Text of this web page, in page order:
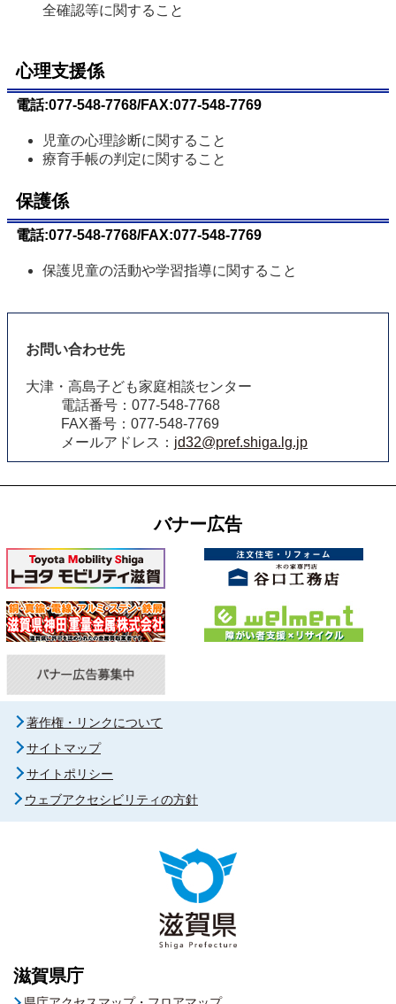
全確認等に関すること
心理支援係
電話:077-548-7768/FAX:077-548-7769
児童の心理診断に関すること
療育手帳の判定に関すること
保護係
電話:077-548-7768/FAX:077-548-7769
保護児童の活動や学習指導に関すること
お問い合わせ先
大津・高島子ども家庭相談センター
電話番号：077-548-7768
FAX番号：077-548-7769
メールアドレス： jd32@pref.shiga.lg.jp
バナー広告
著作権・リンクについて
サイトマップ
サイトポリシー
ウェブアクセシビリティの方針
滋賀県庁